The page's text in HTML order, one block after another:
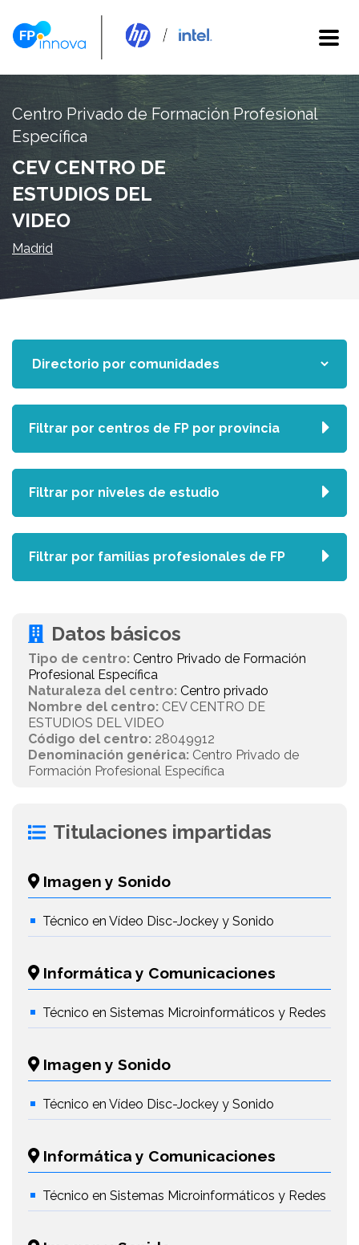
Centro Privado de Formación Profesional
Específica
CEV CENTRO DE
ESTUDIOS DEL
VIDEO
Madrid
Datos básicos
Tipo de centro: Centro Privado de Formación
Profesional Específica
Naturaleza del centro: Centro privado
Nombre del centro: CEV CENTRO DE
ESTUDIOS DEL VIDEO
Código del centro: 28049912
Denominación genérica: Centro Privado de
Formación Profesional Específica
Titulaciones impartidas
Imagen y Sonido
Técnico en Vídeo Disc-Jockey y Sonido
Informática y Comunicaciones
Técnico en Sistemas Microinformáticos y Redes
Imagen y Sonido
Técnico en Vídeo Disc-Jockey y Sonido
Informática y Comunicaciones
Técnico en Sistemas Microinformáticos y Redes
Filtrar por centros de FP por provincia
Filtrar por niveles de estudio
Filtrar por familias profesionales de FP